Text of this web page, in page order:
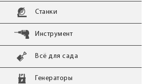
Станки
Инструмент
Всё для сада
Генераторы